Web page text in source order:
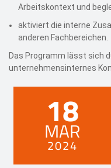
Arbeitskontext und
aktiviert die interne
anderen Fachbereichen.
Das Programm lässt sich
unternehmensinternes
18
MAR
2024